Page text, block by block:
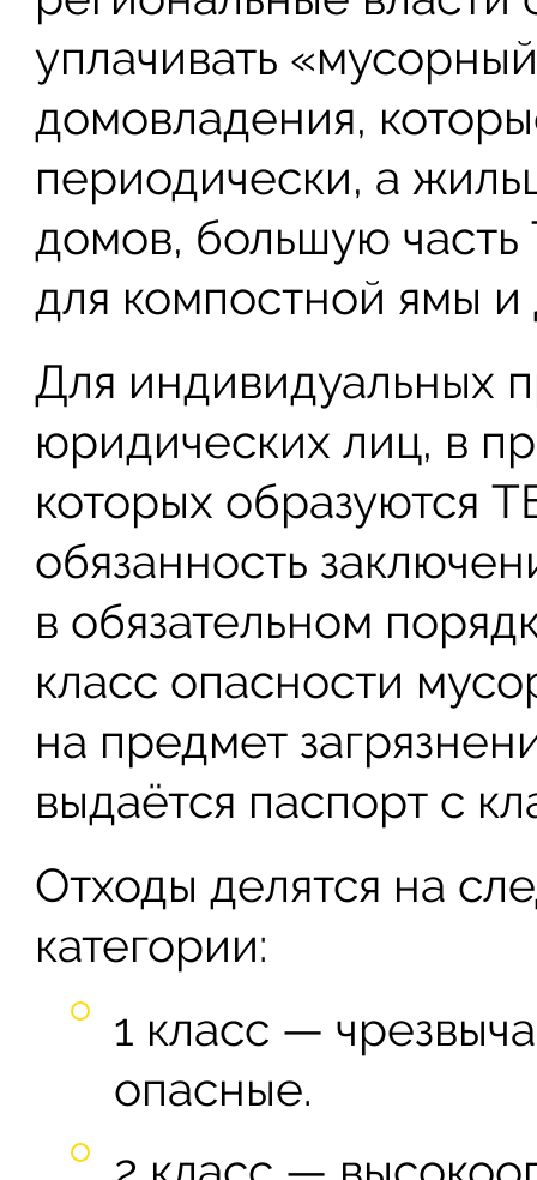
уплачивать
домовладения,
периодически, а
домов, большую часть
для компостной ямы
Для индивидуальных
юридических лиц, в
которых образуются
обязанность
в обязательном
класс опасности
на предмет
выдаётся паспорт с
Отходы делятся на
категории:
1 класс —
опасные.